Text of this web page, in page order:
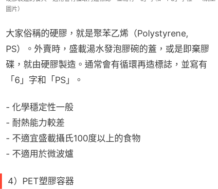
圖片）
大家俗稱的硬膠，就是聚苯乙烯（Polystyrene,
PS）。外賣時，盛載湯水發泡膠碗的蓋，或是即棄膠
碟，就由硬膠製造。通常會有循環再造標誌，並寫有
「6」字和「PS」。
- 化學穩定性一般
- 耐熱能力較差
- 不適宜盛載攝氏100度以上的食物
- 不適用於微波爐
4）PET塑膠容器